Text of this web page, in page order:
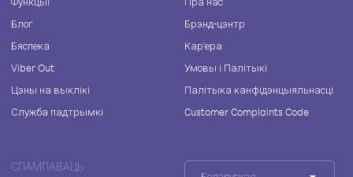
Блог
Бяспека
Viber Out
Цэны на выклікі
Служба падтрымкі
Брэнд-цэнтр
Кар'ера
Умовы і Палітыкі
Палітыка канфідэнцыяльнасці
Customer Complaints Code
СПАМПАВАЦЬ